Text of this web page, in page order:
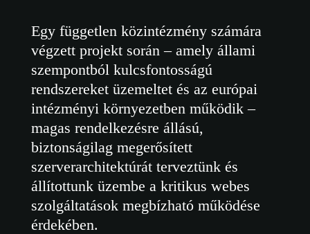
Egy független közintézmény számára
végzett projekt során – amely állami
szempontból kulcsfontosságú
rendszereket üzemeltet és az európai
intézményi környezetben működik –
magas rendelkezésre állású,
biztonságilag megerősített
szerverarchitektúrát terveztünk és
állítottunk üzembe a kritikus webes
szolgáltatások megbízható működése
érdekében.